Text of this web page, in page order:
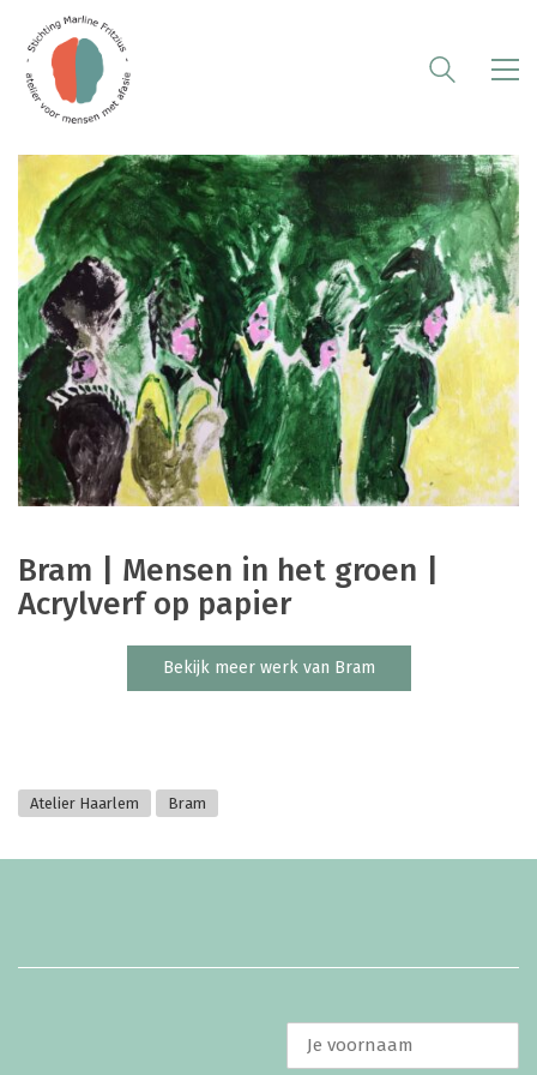
Bram | Mensen in het groen |
Acrylverf op papier
Bekijk meer werk van Bram
Atelier Haarlem Bram